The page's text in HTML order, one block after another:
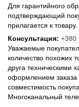
Для гарантийного
подтверждающий
прилагается к товару.
Консультация: +380
Уважаемые
количество похожих
друга техническими
оформлением заказа
совместимость
Многоканальный